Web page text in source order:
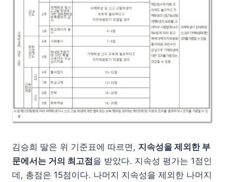
김승희 딸은 위 기준표에 따르면, 지속성을 제외한 부
문에서는 거의 최고점을 받았다. 지속성 평가는 1점인
데, 총점은 15점이다. 나머지 지속성을 제외한 나머지